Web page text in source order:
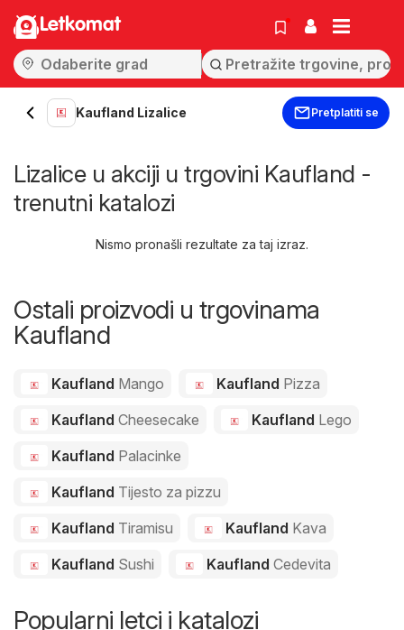
Letkomat
Kaufland Lizalice Pretplatiti se
Lizalice u akciji u trgovini Kaufland -
trenutni katalozi
Nismo pronašli rezultate za taj izraz.
Ostali proizvodi u trgovinama
Kaufland
Kaufland Mango Kaufland Pizza
Kaufland Cheesecake Kaufland Lego
Kaufland Palacinke
Kaufland Tijesto za pizzu
Kaufland Tiramisu Kaufland Kava
Kaufland Sushi Kaufland Cedevita
Popularni letci i katalozi